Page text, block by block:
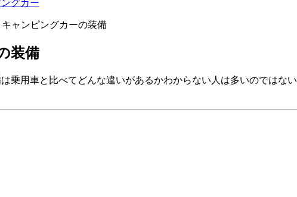
グカー
キャンピングカーの装備
装備
乗用車と比べてどんな違いがあるかわからない人は多いのでは